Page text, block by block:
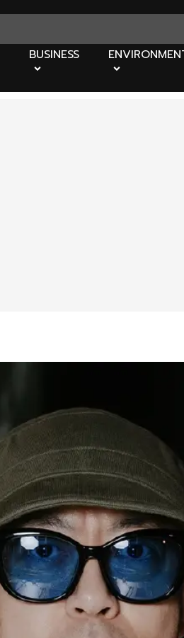
BUSINESS